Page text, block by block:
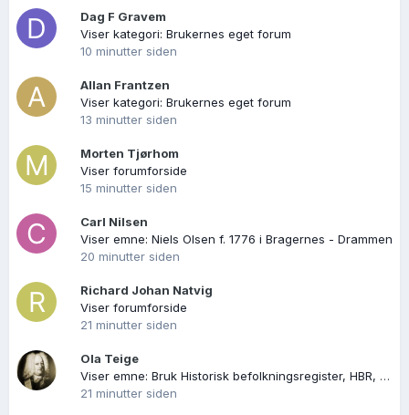
Dag F Gravem
Viser kategori: Brukernes eget forum
10 minutter siden
Allan Frantzen
Viser kategori: Brukernes eget forum
13 minutter siden
Morten Tjørhom
Viser forumforside
15 minutter siden
Carl Nilsen
Viser emne: Niels Olsen f. 1776 i Bragernes - Drammen
20 minutter siden
Richard Johan Natvig
Viser forumforside
21 minutter siden
Ola Teige
Viser emne: Bruk Historisk befolkningsregister, HBR, histreg.no som felles plattform!
21 minutter siden